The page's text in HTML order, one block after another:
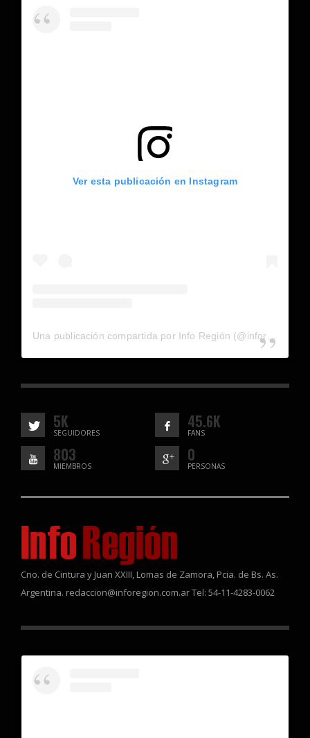
Ver esta publicación en Instagram
Una publicación compartida por Info Región (@inforegion_redes)
5K
SEGUIDORES
45.6K
FANS
803
MIEMBROS
0
PERSONAS
Cno. de Cintura y Juan XXIII, Lomas de Zamora, Pcia. de Bs. As.
Argentina. redaccion@inforegion.com.ar Tel: 54-11-4283-0062